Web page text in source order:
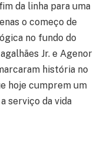
da linha para uma
o começo de
no fundo do
Jr. e Agenor
história no
hoje cumprem um
serviço da vida